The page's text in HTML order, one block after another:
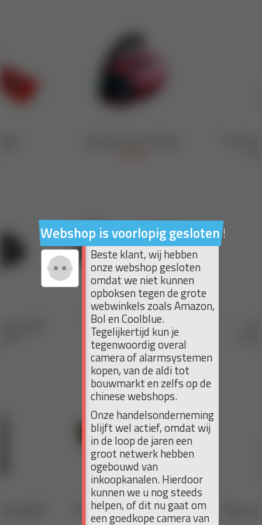
Webshop is voorlopig gesloten !
Beste klant, wij hebben
onze webshop gesloten
omdat we niet kunnen
opboksen tegen de grote
webwinkels zoals Amazon,
Bol en Coolblue.
Tegelijkertijd kun je
tegenwoordig overal
camera of alarmsystemen
kopen, van de aldi tot
bouwmarkt en zelfs op de
chinese webshops.
Onze handelsonderneming
blijft wel actief, omdat wij
in de loop de jaren een
groot netwerk hebben
ogebouwd van
inkoopkanalen. Hierdoor
kunnen we u nog steeds
helpen, of dit nu gaat om
een goedkope camera van